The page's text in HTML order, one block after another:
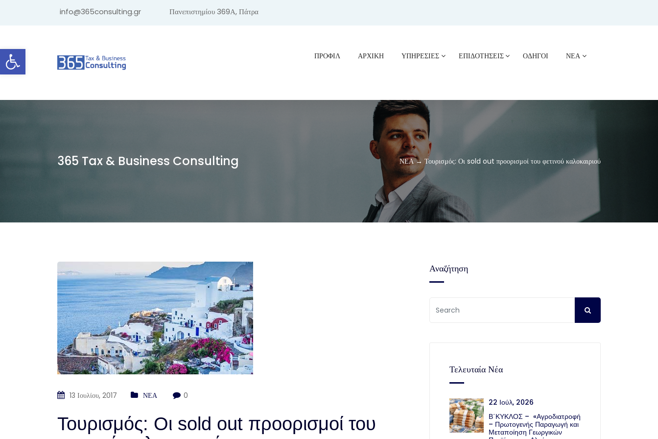
Ανοίξτε τη γραμμή εργαλείων
info@365consulting.gr Πανεπιστημίου 369Α, Πάτρα
ΠΡΟΦΊΛ ΑΡΧΙΚΗ ΥΠΗΡΕΣΙΕΣ ΕΠΙΔΟΤΗΣΕΙΣ ΟΔΗΓΟΙ ΝΕΑ
365 Tax & Business Consulting ΝΕΑ → Τουρισμός: Οι sold out προορισμοί του φετινού καλοκαιριού
13 Ιουλίου, 2017 ΝΕΑ 0
Τουρισμός: Οι sold out προορισμοί του
Αναζήτηση
Τελευταία Νέα
22 Ιούλ, 2026
Β΄ΚΥΚΛΟΣ – «Αγροδιατροφή
– Πρωτογενής Παραγωγή και
Μεταποίηση Γεωργικών